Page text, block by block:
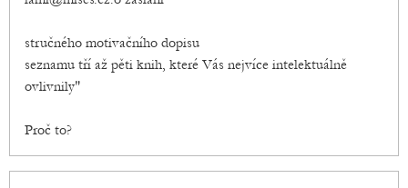
stručného motivačního dopisu
seznamu tří až pěti knih, které Vás nejvíce intelektuálně
ovlivnily"
Proč to?